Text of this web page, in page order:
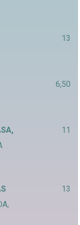
13
6,50
11
13